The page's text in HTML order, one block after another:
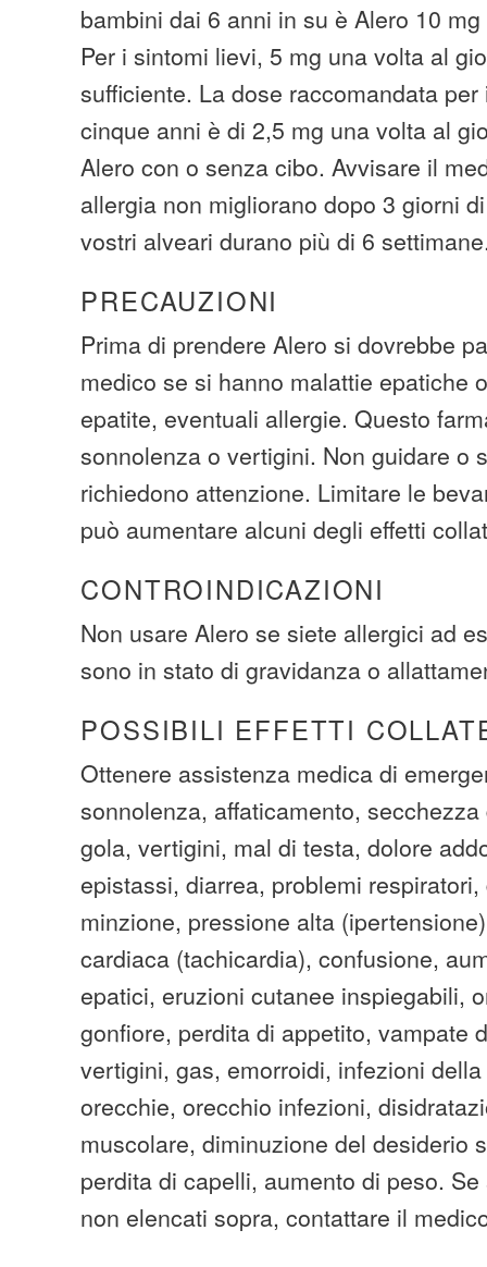
bambini dai 6 anni in su è Alero 10
Per i sintomi lievi, 5 mg una volta al
sufficiente. La dose raccomandata
cinque anni è di 2,5 mg una volta al
Alero con o senza cibo. Avvisare il
allergia non migliorano dopo 3 giorni
vostri alveari durano più di 6
PRECAUZIONI
Prima di prendere Alero si dovrebbe
medico se si hanno malattie epatiche
epatite, eventuali allergie. Questo
sonnolenza o vertigini. Non guidare o
richiedono attenzione. Limitare le
può aumentare alcuni degli effetti
CONTROINDICAZIONI
Non usare Alero se siete allergici ad
sono in stato di gravidanza o
POSSIBILI EFFETTI
Ottenere assistenza medica di
sonnolenza, affaticamento,
gola, vertigini, mal di testa, dolore
epistassi, diarrea, problemi
minzione, pressione alta
cardiaca (tachicardia), confusione,
epatici, eruzioni cutanee inspiegabili,
gonfiore, perdita di appetito, vampate
vertigini, gas, emorroidi, infezioni
orecchie, orecchio infezioni,
muscolare, diminuzione del desiderio
perdita di capelli, aumento di peso.
non elencati sopra, contattare il